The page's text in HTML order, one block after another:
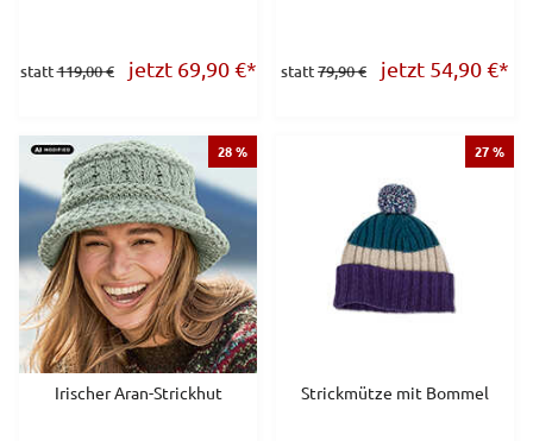
statt119,00 € jetzt 69,90€* statt79,90 € jetzt 54,90€*
28 %
Irischer Aran-Strickhut
27 %
Strickmütze mit Bommel